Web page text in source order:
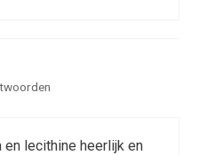
lecithine heerlijk en